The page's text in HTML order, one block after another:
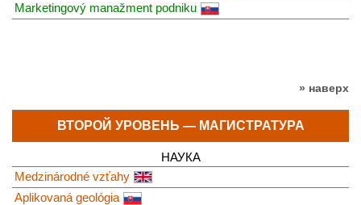
Marketingový manažment podniku
» наверх
ВТОРОЙ УРОВЕНЬ — МАГИСТРАТУРА
НАУКА
Medzinárodné vzťahy
Aplikovaná geológia